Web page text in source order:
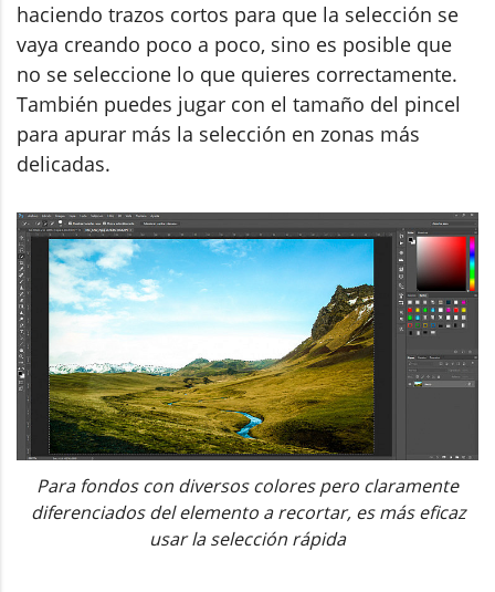
haciendo trazos cortos para que la selección se
vaya creando poco a poco, sino es posible que
no se seleccione lo que quieres correctamente.
También puedes jugar con el tamaño del pincel
para apurar más la selección en zonas más
delicadas.
Para fondos con diversos colores pero claramente
diferenciados del elemento a recortar, es más eficaz
usar la selección rápida